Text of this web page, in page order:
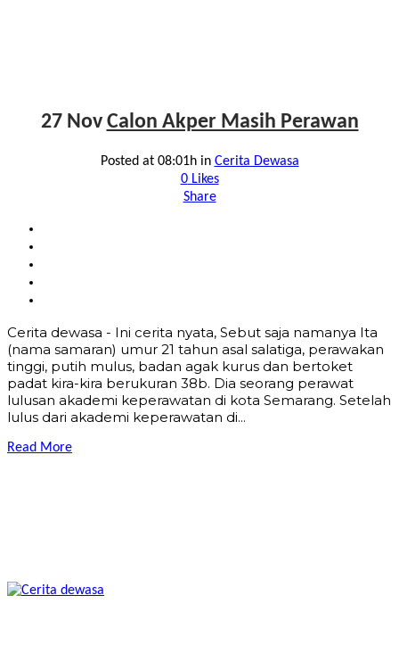
27 Nov Calon Akper Masih Perawan
Posted at 08:01hin Cerita Dewasa
0Likes
Share
Cerita dewasa - Ini cerita nyata, Sebut saja namanya Ita
(nama samaran) umur 21 tahun asal salatiga, perawakan
tinggi, putih mulus, badan agak kurus dan bertoket
padat kira-kira berukuran 38b. Dia seorang perawat
lulusan akademi keperawatan di kota Semarang. Setelah
lulus dari akademi keperawatan di...
Read More